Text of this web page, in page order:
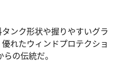
ンク形状や握りやすいグラ
れたウィンドプロテクショ
の伝統だ。